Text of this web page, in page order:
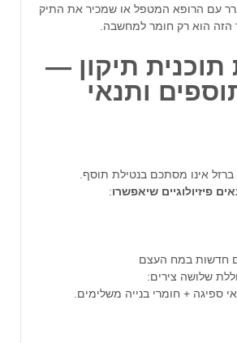
עם הרופא המטפל או שמכיר את התיק
הוא רק חומר למחשבה.
תוכנית תיקון —
ותנאי
אינו מסתכם בנטילת תוסף.
פיזיולוגיים שיאפשרו:
שלושה צירים:
ספיגה + חומרי בנייה משלימים.